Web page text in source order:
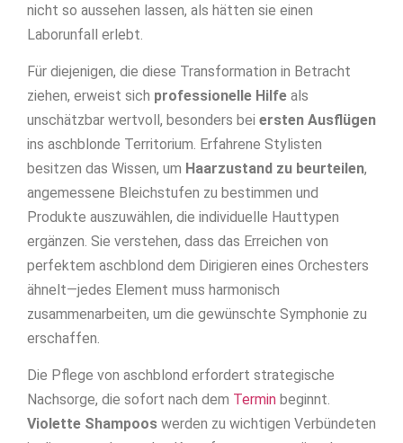
nicht so aussehen lassen, als hätten sie einen
Laborunfall erlebt.
Für diejenigen, die diese Transformation in Betracht
ziehen, erweist sich professionelle Hilfe als
unschätzbar wertvoll, besonders bei ersten Ausflügen
ins aschblonde Territorium. Erfahrene Stylisten
besitzen das Wissen, um Haarzustand zu beurteilen,
angemessene Bleichstufen zu bestimmen und
Produkte auszuwählen, die individuelle Hauttypen
ergänzen. Sie verstehen, dass das Erreichen von
perfektem aschblond dem Dirigieren eines Orchesters
ähnelt—jedes Element muss harmonisch
zusammenarbeiten, um die gewünschte Symphonie zu
erschaffen.
Die Pflege von aschblond erfordert strategische
Nachsorge, die sofort nach dem Termin beginnt.
Violette Shampoos werden zu wichtigen Verbündeten